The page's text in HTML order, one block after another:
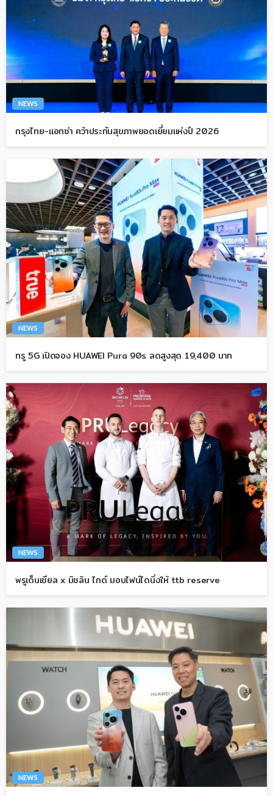
NEWS
กรุงไทย-แอกซ่า คว้าประกันสุขภาพยอดเยี่ยมแห่งปี 2026
NEWS
ทรู 5G เปิดจอง HUAWEI Pura 90s ลดสูงสุด 19,400 บาท
NEWS
พรูเด็นเชียล x มิชลิน ไกด์ มอบไฟน์ไดนิ่งให้ ttb reserve
NEWS